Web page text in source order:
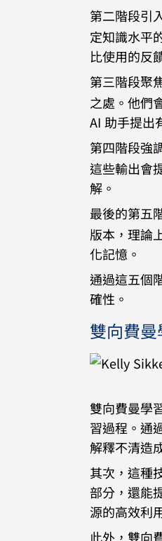
第二階段引
定知識水平
比使用的反
第三階段聚
之處。他們
AI 助手提出
第四階段強
這些輸出會
解。
最後的第五
版本，理論
化記憶。
通過這五個
確性。
雙向費
雙向費曼學
習過程。通
解釋不清造
其次，這種
部分，還能
源的高效利
此外，雙向